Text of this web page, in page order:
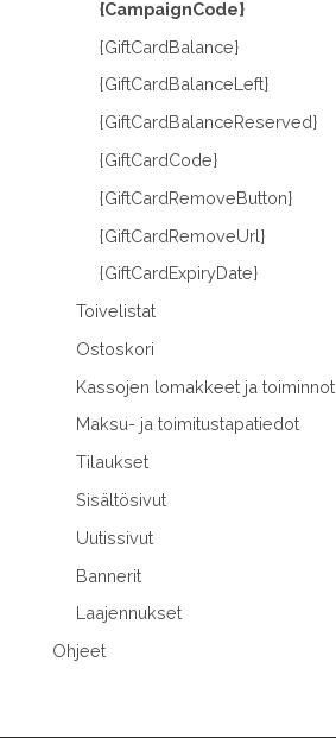
{CampaignCode}
{GiftCardBalance}
{GiftCardBalanceLeft}
{GiftCardBalanceReserved}
{GiftCardCode}
{GiftCardRemoveButton}
{GiftCardRemoveUrl}
{GiftCardExpiryDate}
Toivelistat
Ostoskori
Kassojen lomakkeet ja toiminnot
Maksu- ja toimitustapatiedot
Tilaukset
Sisältösivut
Uutissivut
Bannerit
Laajennukset
Ohjeet